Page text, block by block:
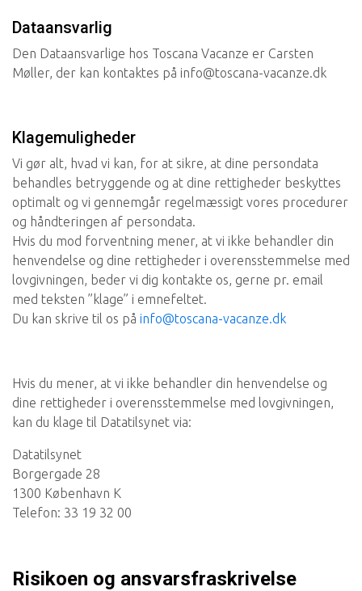
Dataansvarlig
Den Dataansvarlige hos Toscana Vacanze er Carsten
Møller, der kan kontaktes på info@toscana-vacanze.dk
Klagemuligheder
Vi gør alt, hvad vi kan, for at sikre, at dine persondata
behandles betryggende og at dine rettigheder beskyttes
optimalt og vi gennemgår regelmæssigt vores procedurer
og håndteringen af persondata.
Hvis du mod forventning mener, at vi ikke behandler din
henvendelse og dine rettigheder i overensstemmelse med
lovgivningen, beder vi dig kontakte os, gerne pr. email
med teksten ”klage” i emnefeltet.
Du kan skrive til os på info@toscana-vacanze.dk
Hvis du mener, at vi ikke behandler din henvendelse og
dine rettigheder i overensstemmelse med lovgivningen,
kan du klage til Datatilsynet via:
Datatilsynet
Borgergade 28
1300 København K
Telefon: 33 19 32 00
Risikoen og ansvarsfraskrivelse